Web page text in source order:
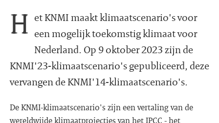
H et KNMI maakt klimaatscenario's voor
een mogelijk toekomstig klimaat voor
Nederland. Op 9 oktober 2023 zijn de
KNMI'23-klimaatscenario's gepubliceerd, deze
vervangen de KNMI'14-klimaatscenario's.
De KNMI-klimaatscenario's zijn een vertaling van de
wereldwijde klimaatprojecties van het IPCC - het